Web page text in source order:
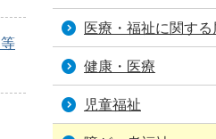
医療・福祉に関する
健康・医療
児童福祉